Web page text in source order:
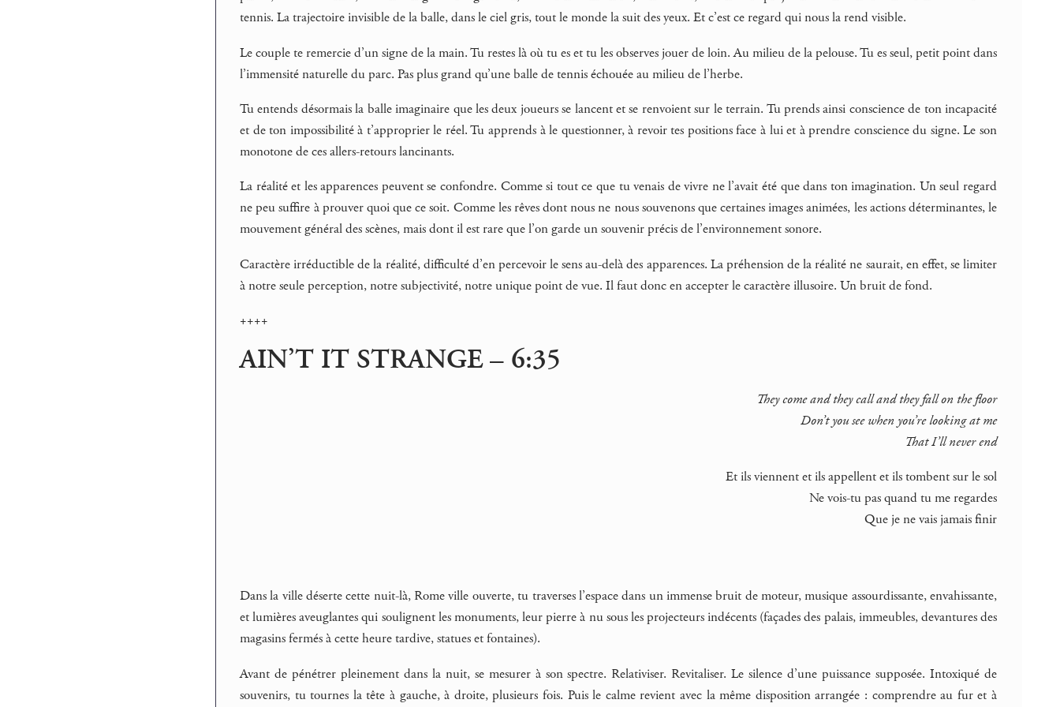
tennis. La trajectoire invisible de la balle, dans le ciel gris, tout le monde la suit des yeux. Et c’est ce regard qui nous la rend visible.
Le couple te remercie d’un signe de la main. Tu restes là où tu es et tu les observes jouer de loin. Au milieu de la pelouse. Tu es seul, petit point dans
l’immensité naturelle du parc. Pas plus grand qu’une balle de tennis échouée au milieu de l’herbe.
Tu entends désormais la balle imaginaire que les deux joueurs se lancent et se renvoient sur le terrain. Tu prends ainsi conscience de ton incapacité
et de ton impossibilité à t’approprier le réel. Tu apprends à le questionner, à revoir tes positions face à lui et à prendre conscience du signe. Le son
monotone de ces allers-retours lancinants.
La réalité et les apparences peuvent se confondre. Comme si tout ce que tu venais de vivre ne l’avait été que dans ton imagination. Un seul regard
ne peu suffire à prouver quoi que ce soit. Comme les rêves dont nous ne nous souvenons que certaines images animées, les actions déterminantes, le
mouvement général des scènes, mais dont il est rare que l’on garde un souvenir précis de l’environnement sonore.
Caractère irréductible de la réalité, difficulté d’en percevoir le sens au-delà des apparences. La préhension de la réalité ne saurait, en effet, se limiter
à notre seule perception, notre subjectivité, notre unique point de vue. Il faut donc en accepter le caractère illusoire. Un bruit de fond.
++++
AIN’T IT STRANGE – 6:35
They come and they call and they fall on the floor
Don’t you see when you’re looking at me
That I’ll never end
Et ils viennent et ils appellent et ils tombent sur le sol
Ne vois-tu pas quand tu me regardes
Que je ne vais jamais finir
Dans la ville déserte cette nuit-là, Rome ville ouverte, tu traverses l’espace dans un immense bruit de moteur, musique assourdissante, envahissante,
et lumières aveuglantes qui soulignent les monuments, leur pierre à nu sous les projecteurs indécents (façades des palais, immeubles, devantures des
magasins fermés à cette heure tardive, statues et fontaines).
Avant de pénétrer pleinement dans la nuit, se mesurer à son spectre. Relativiser. Revitaliser. Le silence d’une puissance supposée. Intoxiqué de
souvenirs, tu tournes la tête à gauche, à droite, plusieurs fois. Puis le calme revient avec la même disposition arrangée : comprendre au fur et à